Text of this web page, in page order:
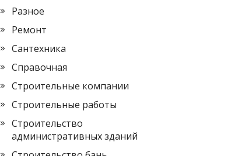
Разное
Ремонт
Сантехника
Справочная
Строительные компании
Строительные работы
Строительство
административных зданий